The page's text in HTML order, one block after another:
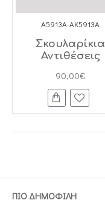
A5913A-AK5913A
Σκουλαρίκια
Αντιθέσεις
90,00€
ΠΙΟ ΔΗΜΟΦΙΛΗ